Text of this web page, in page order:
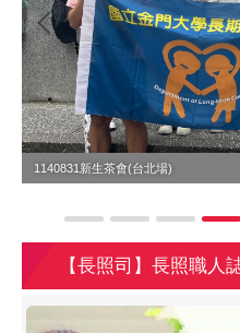
1140831新生茶會(台北場)
【長照司】長照職人